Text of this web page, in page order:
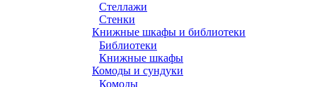
Стеллажи
Стенки
Книжные шкафы и библиотеки
Библиотеки
Книжные шкафы
Комоды и сундуки
Комоды